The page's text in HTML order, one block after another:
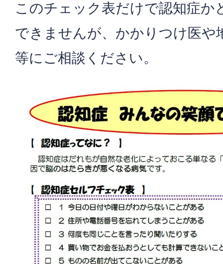
このチェック表だけで認知症か
できませんが、かかりつけ医や
等にご相談ください。